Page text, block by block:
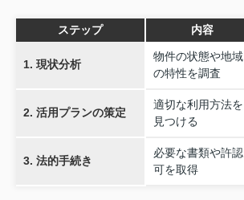
ステップ 内容
1. 現状分析
物件の状態や地域
の特性を調査
2. 活用プランの策定
適切な利用方法を
見つける
3. 法的手続き
必要な書類や許認
可を取得